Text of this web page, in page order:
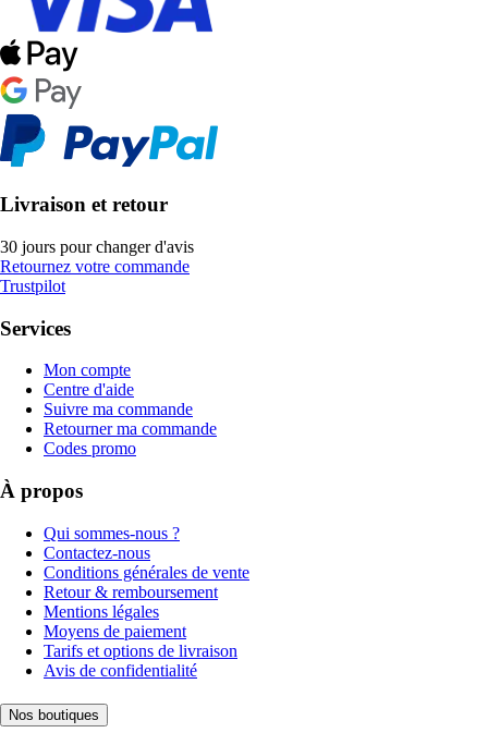
Livraison et retour
30 jours pour changer d'avis
Retournez votre commande
Trustpilot
Services
Mon compte
Centre d'aide
Suivre ma commande
Retourner ma commande
Codes promo
À propos
Qui sommes-nous ?
Contactez-nous
Conditions générales de vente
Retour & remboursement
Mentions légales
Moyens de paiement
Tarifs et options de livraison
Avis de confidentialité
Nos boutiques